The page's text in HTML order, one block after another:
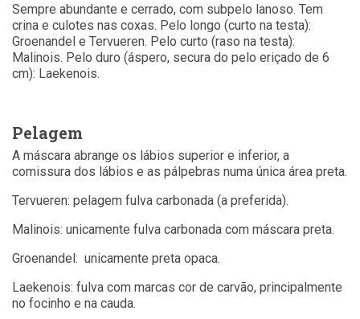
Sempre abundante e cerrado, com subpelo lanoso. Tem
crina e culotes nas coxas. Pelo longo (curto na testa):
Groenandel e Tervueren. Pelo curto (raso na testa):
Malinois. Pelo duro (áspero, secura do pelo eriçado de 6
cm): Laekenois.
Pelagem
A máscara abrange os lábios superior e inferior, a
comissura dos lábios e as pálpebras numa única área preta.
Tervueren: pelagem fulva carbonada (a preferida).
Malinois: unicamente fulva carbonada com máscara preta.
Groenandel: unicamente preta opaca.
Laekenois: fulva com marcas cor de carvão, principalmente
no focinho e na cauda.